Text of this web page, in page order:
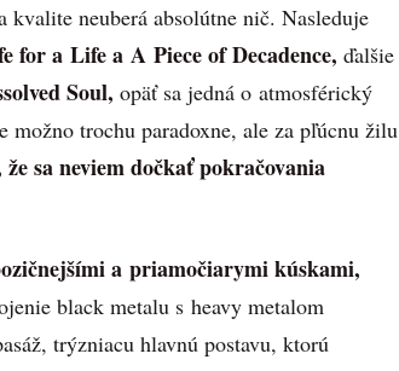
neuberá absolútne nič. Nasleduje
for a Life a A Piece of Decadence, ďalšie
Soul, opäť sa jedná o atmosférický
možno trochu paradoxne, ale za pľúcnu žilu
sa neviem dočkať pokračovania
a priamočiarymi kúskami,
black metalu s heavy metalom
trýzniacu hlavnú postavu, ktorú